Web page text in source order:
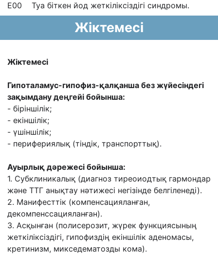
Е00 Туа біткен йод жеткіліксіздігі синдромы.
Жіктемесі
Жіктемесі
Гипоталамус-гипофиз-қалқанша без жүйесіндегі
зақымдану деңгейі бойынша:
- біріншілік;
- екіншілік;
- үшіншілік;
- перифериялық (тіндік, транспорттық).
Ауырлық дəрежесі бойынша:
1. Субклиникалық (диагноз тиреоиодтық гармондар
жəне ТТГ анықтау нəтижесі негізінде белгіленеді).
2. Манифесттік (компенсацияланған,
декомпенссацияланған).
3. Асқынған (полисерозит, жүрек функциясының
жеткіліксіздігі, гипофиздің екіншілік аденомасы,
кретинизм, микседематозды кома).